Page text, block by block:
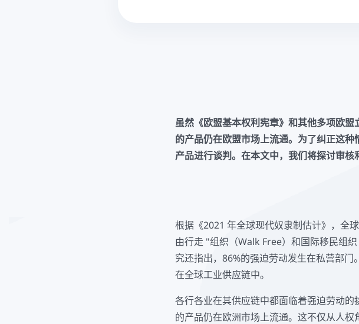
虽然《欧盟基本权利宪章》和其他多项欧
的产品仍在欧盟市场上流通。为了纠正这
产品进行谈判。在本文中，我们将探讨审核
根据《2021 年全球现代奴隶制估计》，全
由行走 "组织（Walk Free）和国际移民
究还指出，86%的强迫劳动发生在私营部
在全球工业供应链中。
各行各业在其供应链中都面临着强迫劳动
的产品仍在欧洲市场上流通。这不仅从人